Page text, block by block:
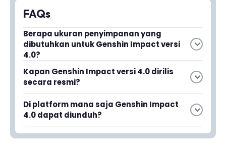
FAQs
Berapa ukuran penyimpanan yang
dibutuhkan untuk Genshin Impact versi
4.0?
Genshin Impact versi 4.0 memiliki ukuran file
yang sangat besar, sehingga Anda perlu
memastikan memiliki memori penyimpanan
yang cukup besar di perangkat Anda sebelum
melakukan download atau update.
Kapan Genshin Impact versi 4.0 dirilis
secara resmi?
Genshin Impact versi 4.0 dirilis pada Rabu, 16
Agustus 2023. Para pemain sudah bisa
melakukan pra-download melalui Play Store
dan App Store sebelum tanggal resmi
Di platform mana saja Genshin Impact
4.0 dapat diunduh?
Genshin Impact 4.0 dapat diunduh melalui Play